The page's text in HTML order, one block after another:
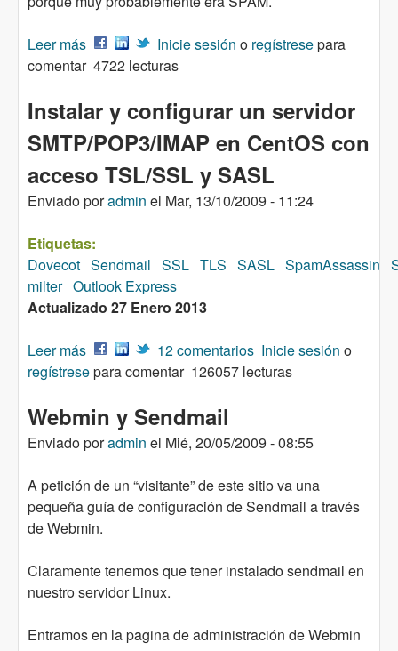
Leer más sobre Evitar Bloqueo de GMAIL en los correos
enviados
Inicie sesión o regístresepara
comentar 4722 lecturas
Instalar y configurar un servidor
SMTP/POP3/IMAP en CentOS con
acceso TSL/SSL y SASL
Enviado poradmin el Mar, 13/10/2009 - 11:24
Etiquetas:
Dovecot Sendmail SSL TLS SASL SpamAssassin
milter Outlook Express
Actualizado 27 Enero 2013
Leer más sobre Instalar y configurar un servidor
SMTP/POP3/IMAP en CentOS con acceso
12 comentarios Inicie sesión o
regístresepara comentar 126057 lecturas
Webmin y Sendmail
Enviado poradmin el Mié, 20/05/2009 - 08:55
A petición de un “visitante” de este sitio va una
pequeña guía de configuración de Sendmail a través
de Webmin.
Claramente tenemos que tener instalado sendmail en
nuestro servidor Linux.
Entramos en la pagina de administración de Webmin